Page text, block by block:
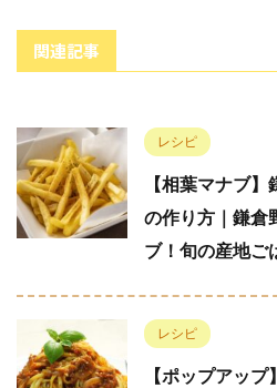
関連記事
レシピ
【相葉マナブ
の作り方｜鎌倉
ブ！旬の産地ご
レシピ
【ポップアッ